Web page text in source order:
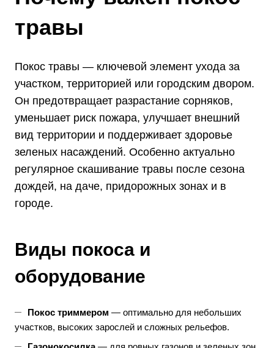
травы
Покос травы — ключевой элемент ухода за
участком, территорией или городским двором.
Он предотвращает разрастание сорняков,
уменьшает риск пожара, улучшает внешний
вид территории и поддерживает здоровье
зеленых насаждений. Особенно актуально
регулярное скашивание травы после сезона
дождей, на даче, придорожных зонах и в
городе.
Виды покоса и
оборудование
Покос триммером — оптимально для небольших
участков, высоких зарослей и сложных рельефов.